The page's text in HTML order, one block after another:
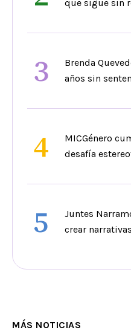
que sigue sin
3
Brenda
años sin
4
MICGénero
desafía
5
Juntes
crear
MÁS NOTICIAS